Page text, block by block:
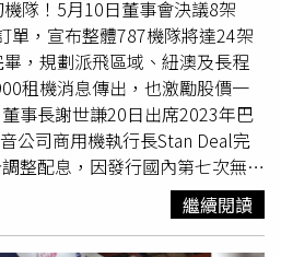
是台灣人熱愛的旅遊城市，
航班8折優惠，活動期間為即日
至2024年10月26日前出發的機
培訓機師報考資格須具備2年內
多益750分（聽力 400 分）以上
以上成績單，或雅思IELTS成績
隊！5月10日董事會決議8架
單，宣布整體787機隊將達24架
，規劃派飛區域、紐澳及長程
租機消息傳出，也激勵股價一
事長謝世謙20日出席2023年巴
公司商用機執行長Stan Deal完
整配息，因發行國內第七次無擔
換普通股，致影響流通在外股數
率，原每股配發現金股利
繼續閱讀